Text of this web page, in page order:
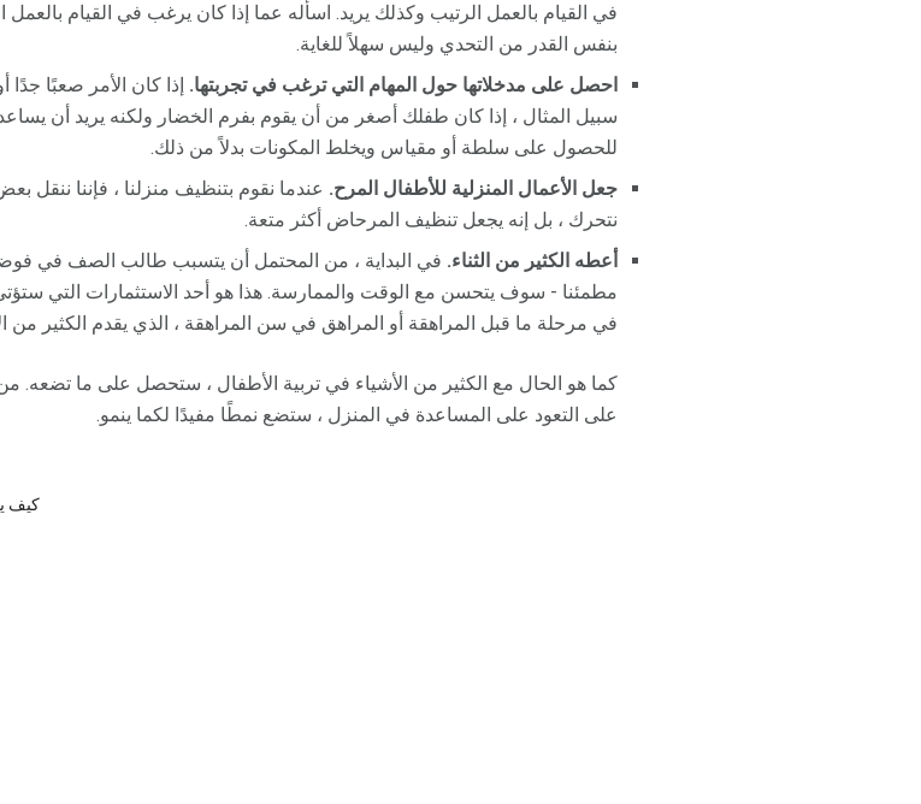
في القيام بالعمل الرتيب وكذلك يريد. اسأله عما إذا كان يرغب في القيام
بنفس القدر من التحدي وليس سهلاً للغاية.
احصل على مدخلاتها حول المهام التي ترغب في تجربتها. إذا كان الأمر صعبًا
سبيل المثال ، إذا كان طفلك أصغر من أن يقوم بفرم الخضار ولكنه يريد أن
للحصول على سلطة أو مقياس ويخلط المكونات بدلاً من ذلك.
جعل الأعمال المنزلية للأطفال المرح. عندما نقوم بتنظيف منزلنا ، فإننا
نتحرك ، بل إنه يجعل تنظيف المرحاض أكثر متعة.
أعطه الكثير من الثناء. في البداية ، من المحتمل أن يتسبب طالب الصف في
مطمئنا - سوف يتحسن مع الوقت والممارسة. هذا هو أحد الاستثمارات التي
في مرحلة ما قبل المراهقة أو المراهق في سن المراهقة ، الذي يقدم الكثير من
كما هو الحال مع الكثير من الأشياء في تربية الأطفال ، ستحصل على ما تضعه.
على التعود على المساعدة في المنزل ، ستضع نمطًا مفيدًا لكما ينمو.
كيف